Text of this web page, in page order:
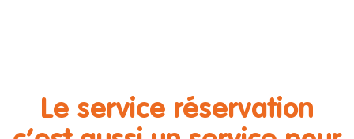
Le service réservation